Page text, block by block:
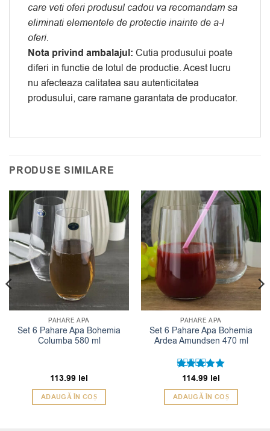
care veti oferi produsul cadou va recomandam sa
eliminati elementele de protectie inainte de a-l
oferi.
Nota privind ambalajul: Cutia produsului poate
diferi in functie de lotul de productie. Acest lucru
nu afecteaza calitatea sau autenticitatea
produsului, care ramane garantata de producator.
PRODUSE SIMILARE
PAHARE APA
Set 6 Pahare Apa Bohemia
Columba 580 ml
113.99 lei
ADAUGĂ ÎN COȘ
PAHARE APA
Set 6 Pahare Apa Bohemia
Ardea Amundsen 470 ml
Evaluat la
5din 5
114.99 lei
ADAUGĂ ÎN COȘ